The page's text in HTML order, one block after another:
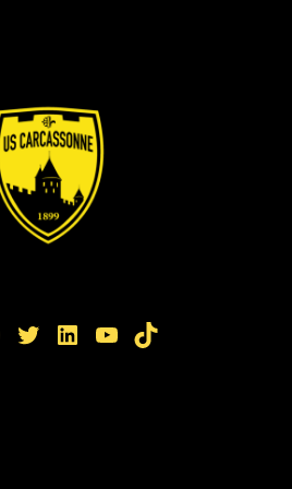
Twitter LinkedIn YouTube TikTok